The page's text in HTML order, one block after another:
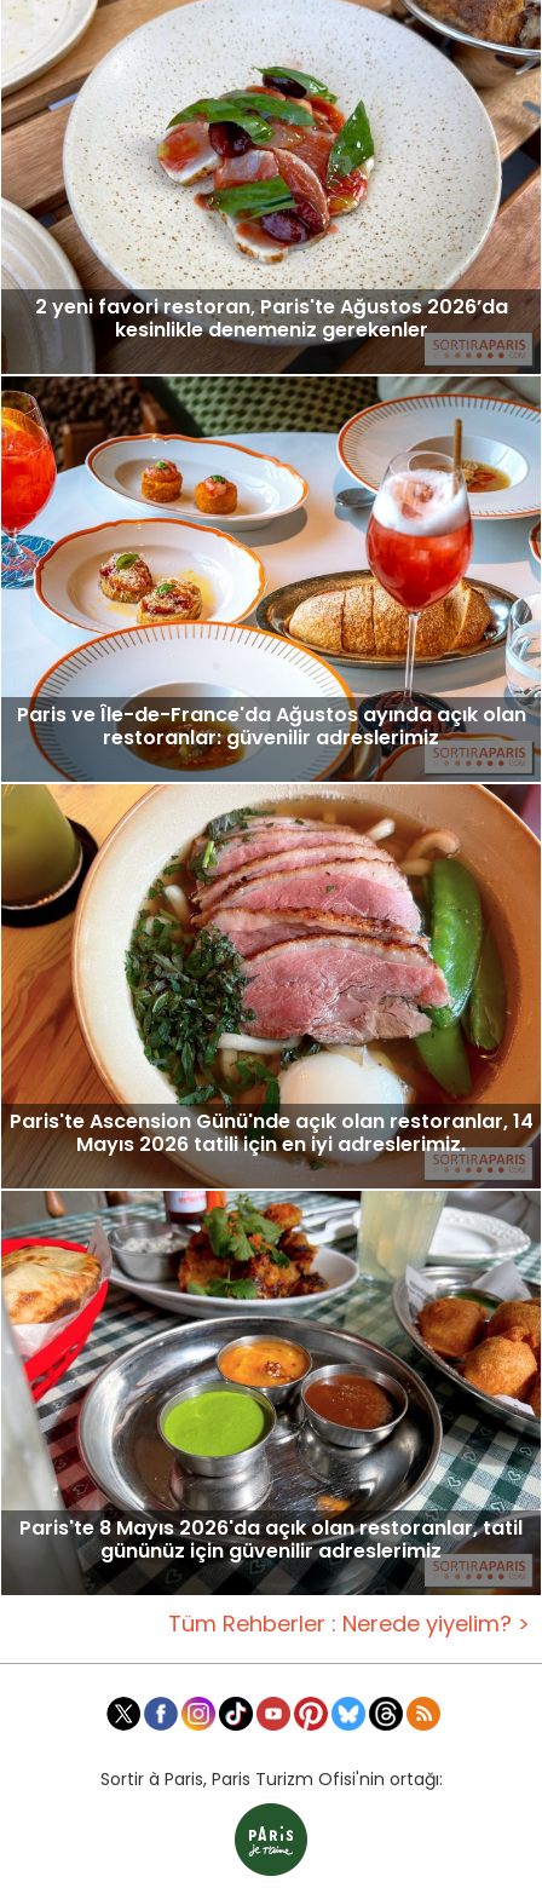
2 yeni favori restoran, Paris'te Ağustos 2026’da
kesinlikle denemeniz gerekenler
Paris ve Île-de-France'da Ağustos ayında açık olan
restoranlar: güvenilir adreslerimiz
Paris'te Ascension Günü'nde açık olan restoranlar, 14
Mayıs 2026 tatili için en iyi adreslerimiz.
Paris'te 8 Mayıs 2026'da açık olan restoranlar, tatil
gününüz için güvenilir adreslerimiz
Tüm Rehberler : Nerede yiyelim? >
Sortir à Paris, Paris Turizm Ofisi'nin ortağı: